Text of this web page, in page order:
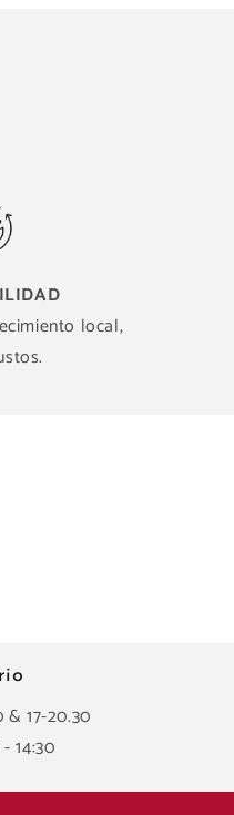
local,
& 17-20.30
- 14:30